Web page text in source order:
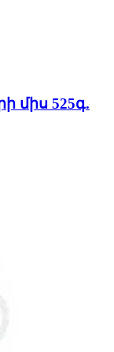
միս 525գ.